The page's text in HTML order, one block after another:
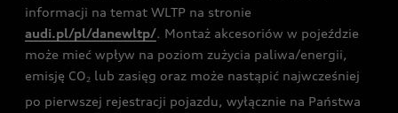
informacji na temat WLTP na stronie
audi.pl/pl/danewltp/. Montaż akcesoriów w pojeździe
może mieć wpływ na poziom zużycia paliwa/energii,
emisję CO2 lub zasięg oraz może nastąpić najwcześniej
po pierwszej rejestracji pojazdu, wyłącznie na Państwa